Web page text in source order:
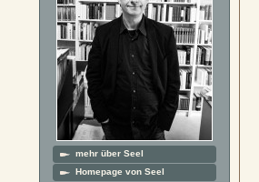
mehr über Seel
Homepage von Seel